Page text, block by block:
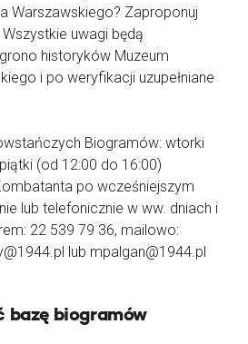
Warszawskiego? Zaproponuj
uwagi będą
historyków Muzeum
i po weryfikacji uzupełniane
Biogramów: wtorki
(od 12:00 do 16:00)
po wcześniejszym
lub telefonicznie w ww. dniach i
22 539 79 36, mailowo:
lub mpalgan@1944.pl
bazę biogramów